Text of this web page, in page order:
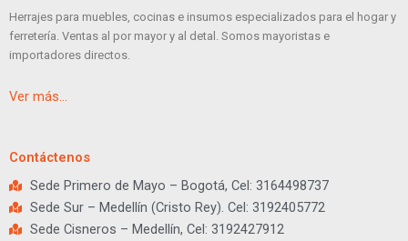
Herrajes para muebles, cocinas e insumos especializados para el hogar y
ferretería. Ventas al por mayor y al detal. Somos mayoristas e
importadores directos.
Ver más…
Contáctenos
Sede Primero de Mayo – Bogotá, Cel: 3164498737
Sede Sur – Medellín (Cristo Rey). Cel: 3192405772
Sede Cisneros – Medellín, Cel: 3192427912